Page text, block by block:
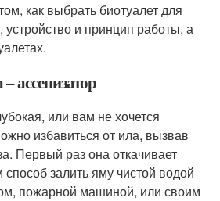
как выбрать биотуалет для
и принцип работы, а
ассенизатор
или вам не хочется
избавиться от ила, вызвав
Первый раз она откачивает
залить яму чистой водой
пожарной машиной, или своим